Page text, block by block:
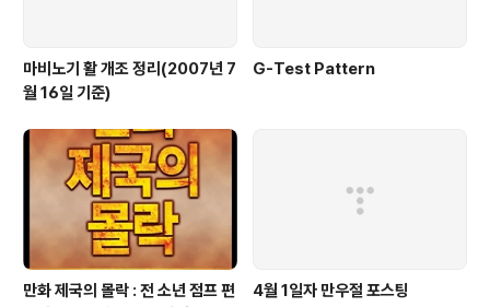
마비노기 활 개조 정리(2007년 7
월 16일 기준)
G-Test Pattern
만화 제국의 몰락 : 전 소년 점프 편
4월 1일자 만우절 포스팅